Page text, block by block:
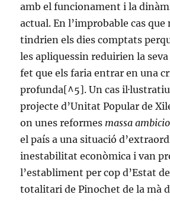
amb el funcionament i la
actual. En l’improbable cas
tindrien els dies comptats
les apliquessin reduirien la
fet que els faria entrar en una
profunda[^5]. Un cas il·lustratiu
projecte d’Unitat Popular de
on unes reformes massa
el país a una situació
inestabilitat econòmica i van
l’establiment per cop d’Estat
totalitari de Pinochet de la mà